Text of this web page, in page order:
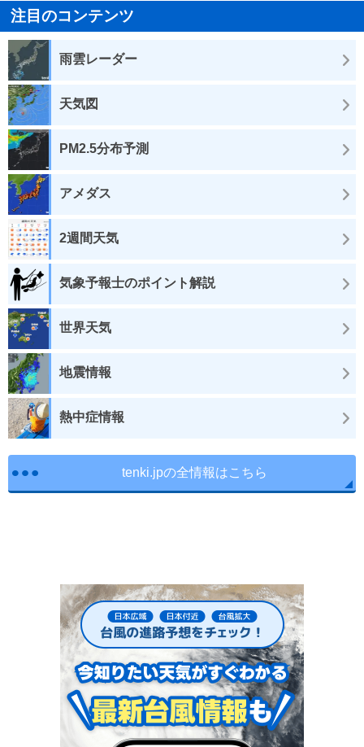
注目のコンテンツ
雨雲レーダー
天気図
PM2.5分布予測
アメダス
2週間天気
気象予報士のポイント解説
世界天気
地震情報
熱中症情報
tenki.jpの全情報はこちら